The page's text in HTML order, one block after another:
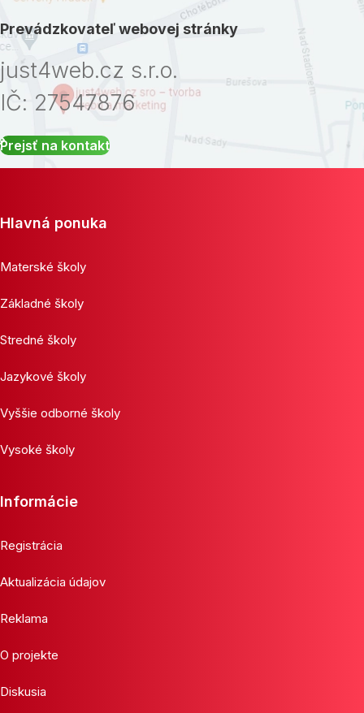
Prevádzkovateľ webovej stránky
just4web.cz s.r.o.
IČ: 27547876
Prejsť na kontakt
Hlavná ponuka
Materské školy
Základné školy
Stredné školy
Jazykové školy
Vyššie odborné školy
Vysoké školy
Informácie
Registrácia
Aktualizácia údajov
Reklama
O projekte
Diskusia